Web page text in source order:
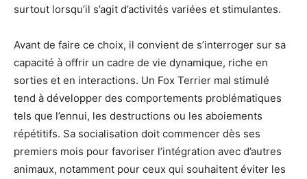
surtout lorsqu’il s’agit d’activités variées et stimulantes.
Avant de faire ce choix, il convient de s’interroger sur sa
capacité à offrir un cadre de vie dynamique, riche en
sorties et en interactions. Un Fox Terrier mal stimulé
tend à développer des comportements problématiques
tels que l’ennui, les destructions ou les aboiements
répétitifs. Sa socialisation doit commencer dès ses
premiers mois pour favoriser l’intégration avec d’autres
animaux, notamment pour ceux qui souhaitent éviter les